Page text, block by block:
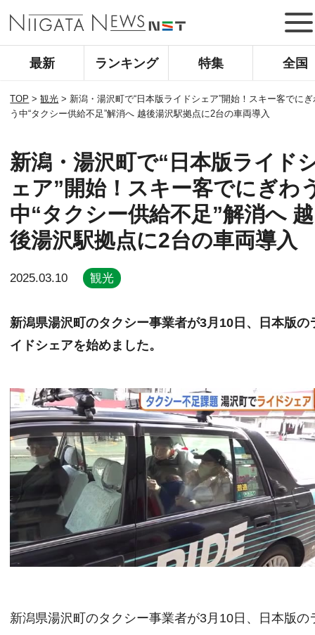
最新 ランキング 特集 全国
TOP >観光 > 新潟・湯沢町で“日本版ライドシェア”開始！スキー客でにぎ
う中“タクシー供給不足”解消へ 越後湯沢駅拠点に2台の車両導入
新潟・湯沢町で“日本版ライド
ェア”開始！スキー客でにぎわ
中“タクシー供給不足”解消へ 越
後湯沢駅拠点に2台の車両導入
2025.03.10 観光
新潟県湯沢町のタクシー事業者が3月10日、日本版の
イドシェアを始めました。
新潟県湯沢町のタクシー事業者が3月10日、日本版の